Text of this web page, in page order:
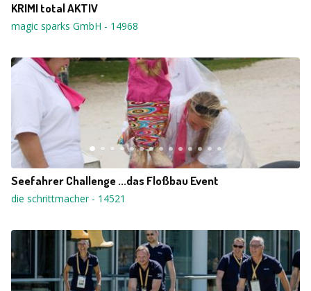
KRIMI total AKTIV
magic sparks GmbH - 14968
Seefahrer Challenge ...das Floßbau Event
die schrittmacher- 14521